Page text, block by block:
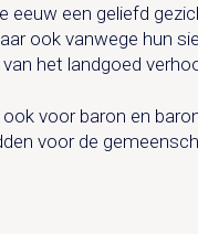
eeuw een geliefd
ook vanwege hun
het landgoed
voor baron en
voor de